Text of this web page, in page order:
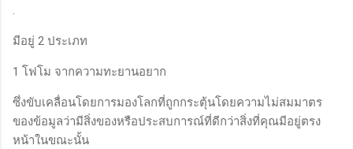
.
มีอยู่ 2 ประเภท
1 โฟโม จากความทะยานอยาก
ซึ่งขับเคลื่อนโดยการมองโลกที่ถูกกระตุ้นโดยความไม่สมมาตร
ของข้อมูลว่ามีสิ่งของหรือประสบการณ์ที่ดีกว่าสิ่งที่คุณมีอยู่ตรง
หน้าในขณะนั้น